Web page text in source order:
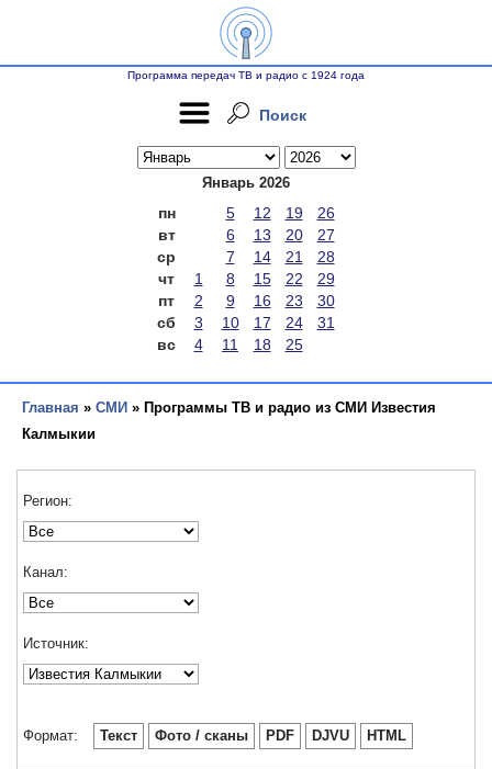
Программа передач ТВ и радио с 1924 года
Поиск
Январь 2026
пн 5 12 19
26
вт
6 13 20
27
ср
7 14 21
28
чт
1 8 15 22
29
пт
2 9 16 23
30
сб
3 10 17 24
31
вс
4 11 18 25
Главная » СМИ » Программы ТВ и радио из СМИ Известия
Калмыкии
Регион:
Канал:
Источник:
Формат: Текст Фото / сканы PDF DJVU HTML